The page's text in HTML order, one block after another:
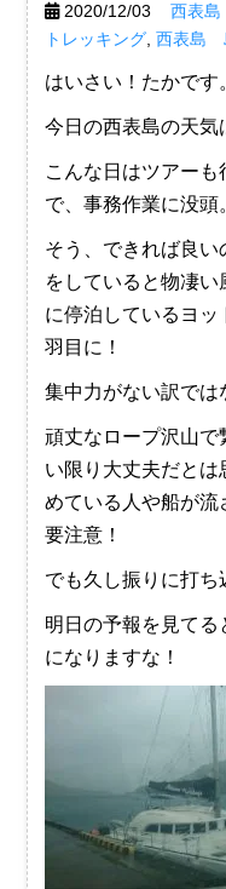
2020/12/03 西表
トレッキング, 西表島
はいさい！たかです
今日の西表島の天気
こんな日はツアー
で、事務作業に没頭
そう、できれば良
をしていると物凄
に停泊しているヨッ
羽目に！
集中力がない訳では
頑丈なロープ沢山で
い限り大丈夫だと
めている人や船が流
要注意！
でも久し振りに打ち
明日の予報を見て
になりますな！